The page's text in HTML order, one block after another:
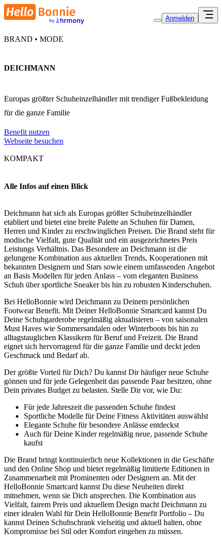
Anmelden
BRAND • MODE
DEICHMANN
Europas größter Schuheinzelhändler mit trendiger Fußbekleidung
für die ganze Familie
Benefit nutzen
Webseite besuchen
KOMPAKT
Alle Infos auf einen Blick
Deichmann hat sich als Europas größter Schuheinzelhändler
etabliert und bietet eine breite Palette an Schuhen für Damen,
Herren und Kinder zu erschwinglichen Preisen. Die Brand steht für
modische Vielfalt, gute Qualität und ein ausgezeichnetes Preis
Leistungs Verhältnis. Das Besondere an Deichmann ist die
gelungene Kombination aus aktuellen Trends, Kooperationen mit
bekannten Designern und Stars sowie einem umfassenden Angebot
an Basis Modellen für jeden Anlass – vom eleganten Business
Schuh über sportliche Sneaker bis hin zu robusten Kinderschuhen.
Bei HelloBonnie wird Deichmann zu Deinem persönlichen
Footwear Benefit. Mit Deiner HelloBonnie Smartcard kannst Du
Deine Schuhgarderobe regelmäßig aktualisieren – von saisonalen
Must Haves wie Sommersandalen oder Winterboots bis hin zu
alltagstauglichen Klassikern für Beruf und Freizeit. Die Brand
eignet sich hervorragend für die ganze Familie und deckt jeden
Geschmack und Bedarf ab.
Der größte Vorteil für Dich? Du kannst Dir häufiger neue Schuhe
gönnen und für jede Gelegenheit das passende Paar besitzen, ohne
Dein privates Budget zu belasten. Stelle Dir vor, wie Du:
Für jede Jahreszeit die passenden Schuhe findest
Sportliche Modelle für Deine Fitness Aktivitäten auswählst
Elegante Schuhe für besondere Anlässe entdeckst
Auch für Deine Kinder regelmäßig neue, passende Schuhe
kaufst
Die Brand bringt kontinuierlich neue Kollektionen in die Geschäfte
und den Online Shop und bietet regelmäßig limitierte Editionen in
Zusammenarbeit mit Prominenten oder Designern an. Mit der
HelloBonnie Smartcard kannst Du diese Neuheiten direkt
mitnehmen, wenn sie Dich ansprechen. Die Kombination aus
Vielfalt, fairem Preis und aktuellem Design macht Deichmann zu
einer idealen Wahl für Dein HelloBonnie Benefit Portfolio – Du
kannst Deinen Schuhschrank vielseitig und aktuell halten, ohne
Kompromisse bei Stil oder Komfort eingehen zu müssen.